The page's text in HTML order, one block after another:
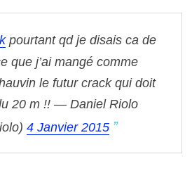
pourtant qd je disais ca de
que j’ai mangé comme
le futur crack qui doit
20 m !! — Daniel Riolo
4 Janvier 2015